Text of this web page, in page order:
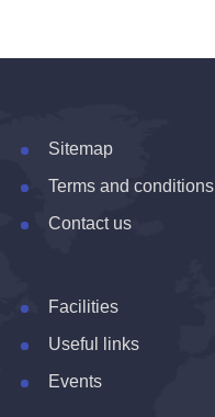
Sitemap
Terms and conditions
Contact us
Facilities
Useful links
Events